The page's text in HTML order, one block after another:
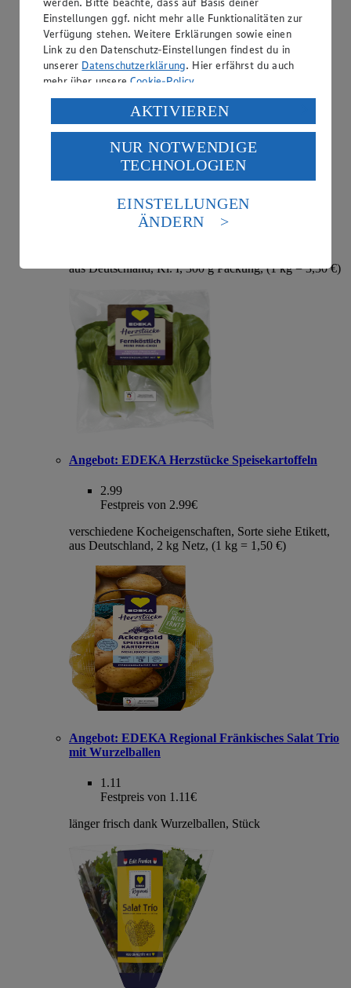
aus Spanien, Kl. I, 400 g Packung, (1 kg = 7,48 €)
Angebot:EDEKA Herzstücke Mini Pak-Choi
aus Deutschland, Kl. I, 300 g Packung, (1 kg = 3,30 €)
Angebot: EDEKA Herzstücke Speisekartoffeln
2.99
Festpreis von 2.99€
verschiedene Kocheigenschaften, Sorte siehe Etikett,
aus Deutschland, 2 kg Netz, (1 kg = 1,50 €)
Angebot: EDEKA Regional Fränkisches Salat Trio
mit Wurzelballen
1.11
Festpreis von 1.11€
länger frisch dank Wurzelballen, Stück
Einstellungen ggf. nicht mehr alle Funktionalitäten zur
Verfügung stehen. Weitere Erklärungen sowie einen
Link zu den Datenschutz-Einstellungen findest du in
unserer Datenschutzerklärung. Hier erfährst du auch
mehr über unsereCookie-Policy.
Verarbeitung deiner personenbezogenen Daten in den
USA durch Facebook und YouTube:
Wenn du auf „Aktivieren“ klickst, willigst du im Sinne
des Art. 49 Abs. 1 Satz 1 lit. a) DSGVO ein, dass deine
Daten in den USA verarbeitet werden. Der EuGH sieht
die USA als Land mit einem nach europäischen
Standards nicht angemessenen Datenschutzniveau an.
Es besteht das Risiko eines Zugriffs durch US-
Informationen zum Herausgeber der Seite findest du
AKTIVIEREN
NUR NOTWENDIGE
TECHNOLOGIEN
EINSTELLUNGEN
ÄNDERN